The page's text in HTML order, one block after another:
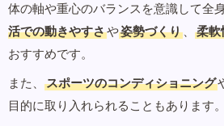
体の軸や重心のバランスを意識して全
活での動きやすさや姿勢づくり 、 柔軟
おすすめです。
また、
スポーツのコンディショニング
目的に取り入れられることもあります。